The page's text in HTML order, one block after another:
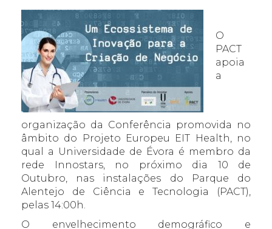
O
PACT
apoia
a
organização da Conferência promovida no
âmbito do Projeto Europeu EIT Health, no
qual a Universidade de Évora é membro da
rede Innostars, no próximo dia 10 de
Outubro, nas instalações do Parque do
Alentejo de Ciência e Tecnologia (PACT),
pelas 14:00h.
O envelhecimento demográfico e